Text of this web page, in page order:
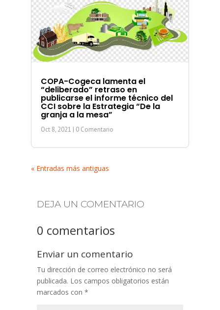
COPA-Cogeca lamenta el
“deliberado” retraso en
publicarse el informe técnico del
CCI sobre la Estrategia “De la
granja a la mesa”
Oct 8, 2021 | 0 Comentario
« Entradas más antiguas
DEJA UN COMENTARIO
0 comentarios
Enviar un comentario
Tu dirección de correo electrónico no será
publicada. Los campos obligatorios están
marcados con *